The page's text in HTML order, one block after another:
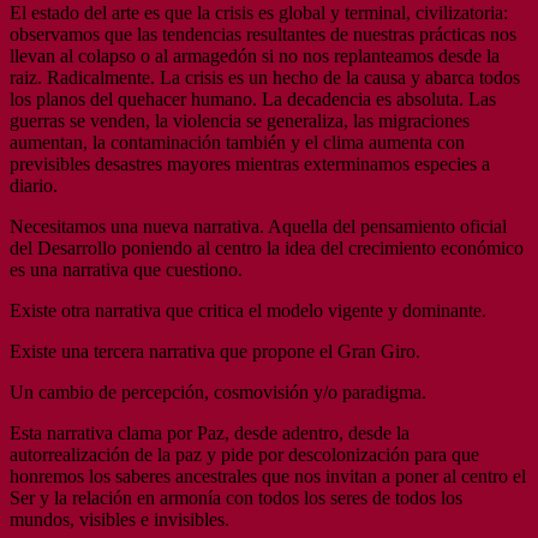
El estado del arte es que la crisis es global y terminal, civilizatoria:
observamos que las tendencias resultantes de nuestras prácticas nos
llevan al colapso o al armagedón si no nos replanteamos desde la
raiz. Radicalmente. La crisis es un hecho de la causa y abarca todos
los planos del quehacer humano. La decadencia es absoluta. Las
guerras se venden, la violencia se generaliza, las migraciones
aumentan, la contaminación también y el clima aumenta con
previsibles desastres mayores mientras exterminamos especies a
diario.
Necesitamos una nueva narrativa. Aquella del pensamiento oficial
del Desarrollo poniendo al centro la idea del crecimiento económico
es una narrativa que cuestiono.
Existe otra narrativa que critica el modelo vigente y dominante.
Existe una tercera narrativa que propone el Gran Giro.
Un cambio de percepción, cosmovisión y/o paradigma.
Esta narrativa clama por Paz, desde adentro, desde la
autorrealización de la paz y pide por descolonización para que
honremos los saberes ancestrales que nos invitan a poner al centro el
Ser y la relación en armonía con todos los seres de todos los
mundos, visibles e invisibles.